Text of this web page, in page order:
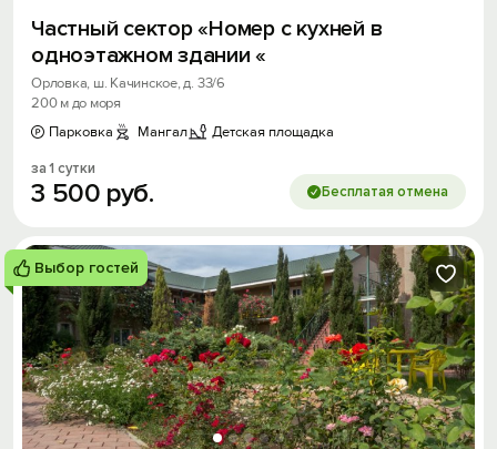
Частный сектор «Номер с кухней в
одноэтажном здании «
Орловка, ш. Качинское, д. 33/6
200 м до моря
Парковка
Мангал Детская площадка
за 1 сутки
3 500 руб. Бесплатая отмена
Выбор гостей